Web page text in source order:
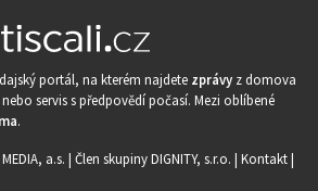
portál, na kterém najdete zprávy z domova
servis s předpovědí počasí. Mezi oblíbené
.
a.s. | Člen skupiny DIGNITY, s.r.o. | Kontakt|